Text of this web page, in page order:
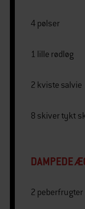
4 pølser
1 lille rødløg
2 kviste salvie
8 skiver tykt
DAMPEDE
2 peberfrugter